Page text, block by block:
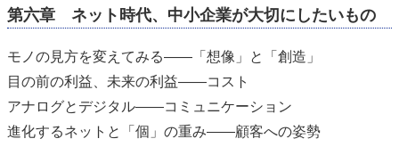
第六章 ネット時代、中小企業が大切にしたいもの
モノの見方を変えてみる――「想像」と「創造」
目の前の利益、未来の利益――コスト
アナログとデジタル――コミュニケーション
進化するネットと「個」の重み――顧客への姿勢